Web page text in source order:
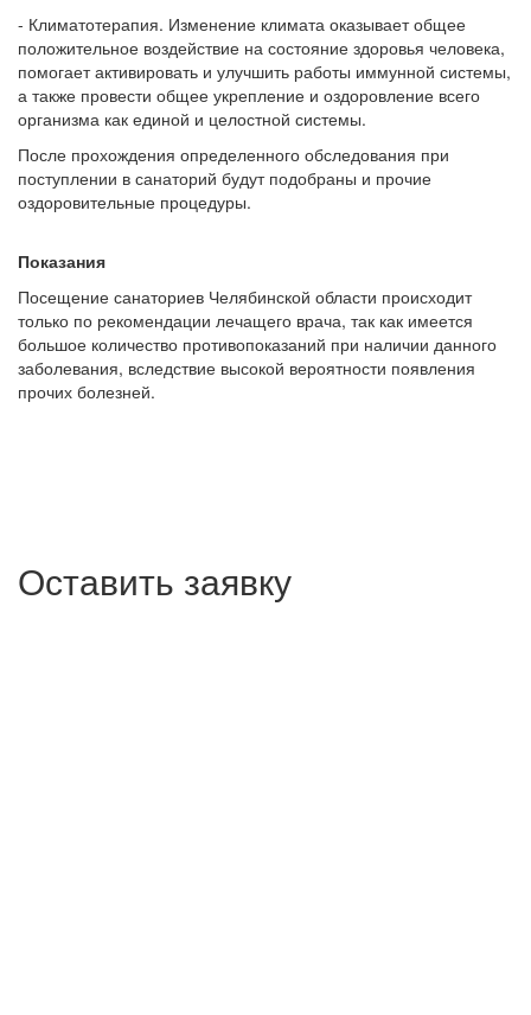
- Климатотерапия. Изменение климата оказывает общее
положительное воздействие на состояние здоровья человека,
помогает активировать и улучшить работы иммунной системы,
а также провести общее укрепление и оздоровление всего
организма как единой и целостной системы.
После прохождения определенного обследования при
поступлении в санаторий будут подобраны и прочие
оздоровительные процедуры.
Показания
Посещение санаториев Челябинской области происходит
только по рекомендации лечащего врача, так как имеется
большое количество противопоказаний при наличии данного
заболевания, вследствие высокой вероятности появления
прочих болезней.
Оставить заявку